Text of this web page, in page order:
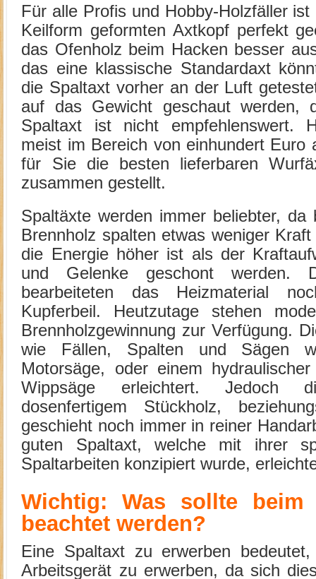
Für alle Profis und Hobby-Holzfäller
Keilform geformten Axtkopf perfekt
das Ofenholz beim Hacken besser
das eine klassische Standardaxt
die Spaltaxt vorher an der Luft
auf das Gewicht geschaut werden,
Spaltaxt ist nicht empfehlenswert.
meist im Bereich von einhundert Euro
für Sie die besten lieferbaren
zusammen gestellt.
Spaltäxte werden immer beliebter, da
Brennholz spalten etwas weniger
die Energie höher ist als der
und Gelenke geschont werden.
bearbeiteten das Heizmaterial
Kupferbeil. Heutzutage stehen
Brennholzgewinnung zur Verfügung.
wie Fällen, Spalten und Sägen
Motorsäge, oder einem
Wippsäge erleichtert. Jedoch
dosenfertigem Stückholz,
geschieht noch immer in reiner
guten Spaltaxt, welche mit ihrer
Spaltarbeiten konzipiert wurde,
Wichtig: Was sollte beim
beachtet werden?
Eine Spaltaxt zu erwerben
Arbeitsgerät zu erwerben, da sich